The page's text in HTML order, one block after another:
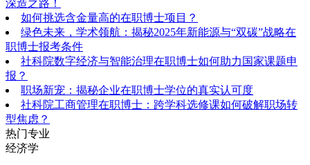
深造之路！
如何挑选含金量高的在职博士项目？
绿色未来，学术领航：揭秘2025年新能源与“双碳”战略在
职博士报考条件
社科院数字经济与智能治理在职博士如何助力国家课题申
报？
职场新宠：揭秘企业在职博士学位的真实认可度
社科院工商管理在职博士：跨学科选修课如何破解职场转
型焦虑？
热门专业
经济学